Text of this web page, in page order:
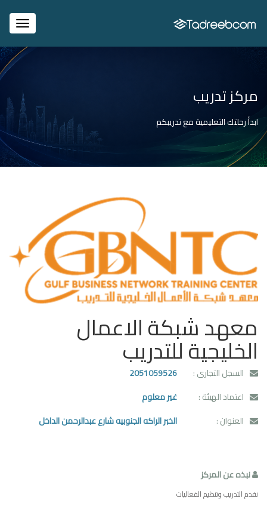
مركز تدريب
ابدأ رحلتك التعليمية مع تدريبكم
معهد شبكة الاعمال
الخليجية للتدريب
السجل التجارى :
2051059526
اعتماد الهيئة :
غير معلوم
العنوان :
الخبر الراكه الجنوبيه شارع عبدالرحمن الداخل
نبذه عن المركز
نقدم التدريب وتنظيم الفعاليات